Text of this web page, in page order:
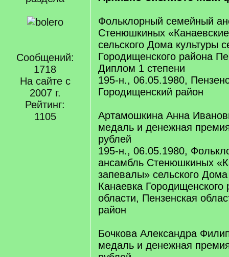
Сообщений:
1718
На сайте с
2007 г.
Рейтинг:
1105
Фольклорный семейный
Стенюшкиных
сельского Дома культуры
Городищенского района
Диплом 1 степени
195-н., 06.05.1980,
Городищенский район
Артамошкина Анна
медаль и денежная
рублей
195-н., 06.05.1980,
ансамбль Стенюшкиных
запевалы» сельского
Канаевка Городищенского
области, Пензенская
район
Бочкова Александра
медаль и денежная